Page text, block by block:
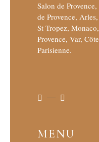
Salon de
de Provence,
St Tropez,
Provence, Var,
Parisienne.
MENU